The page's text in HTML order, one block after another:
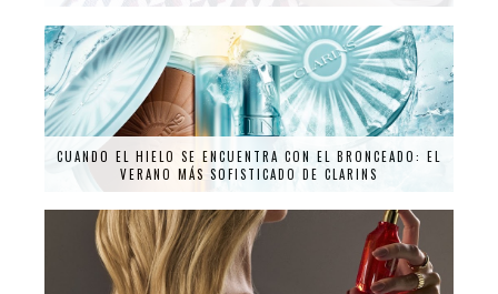
CUANDO EL HIELO SE ENCUENTRA CON EL BRONCEADO: EL
VERANO MÁS SOFISTICADO DE CLARINS